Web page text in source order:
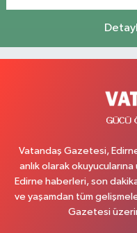
Vatandaş Gazetesi,
anlık olarak
Edirne haberleri, son
ve yaşamdan tüm
Gazetesi